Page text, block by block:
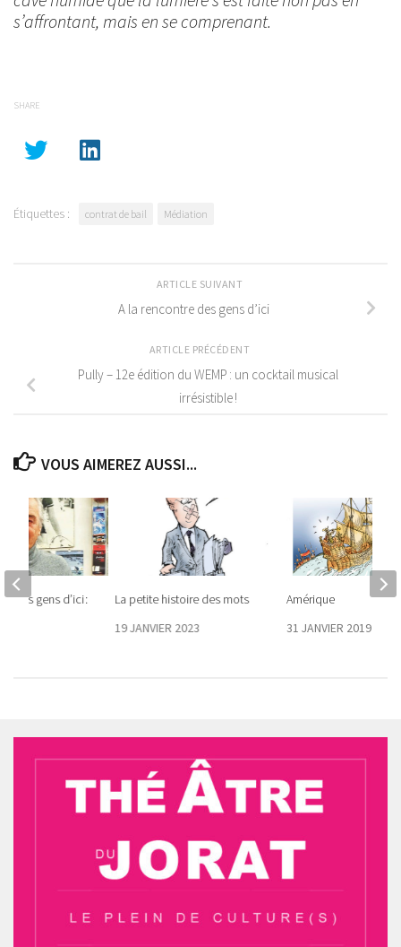
s’affrontant, mais en se comprenant.
SHARE
Étiquettes : contrat de bail Médiation
ARTICLE SUIVANT
A la rencontre des gens d’ici
ARTICLE PRÉCÉDENT
Pully – 12e édition du WEMP : un cocktail musical
irrésistible !
VOUS AIMEREZ AUSSI...
La petite histoire des mots
19 JANVIER 2023
Amérique
31 JANVIER 2019
des gens d’ici :